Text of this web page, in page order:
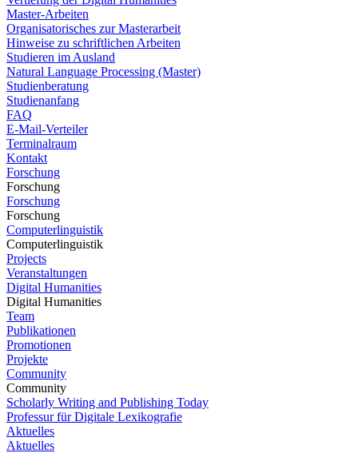
Master-Arbeiten
Organisatorisches zur Masterarbeit
Hinweise zu schriftlichen Arbeiten
Studieren im Ausland
Natural Language Processing (Master)
Studienberatung
Studienanfang
FAQ
E-Mail-Verteiler
Terminalraum
Kontakt
Forschung
Forschung
Forschung
Forschung
Computerlinguistik
Computerlinguistik
Projects
Veranstaltungen
Digital Humanities
Digital Humanities
Team
Publikationen
Promotionen
Projekte
Community
Community
Scholarly Writing and Publishing Today
Professur für Digitale Lexikografie
Aktuelles
Aktuelles